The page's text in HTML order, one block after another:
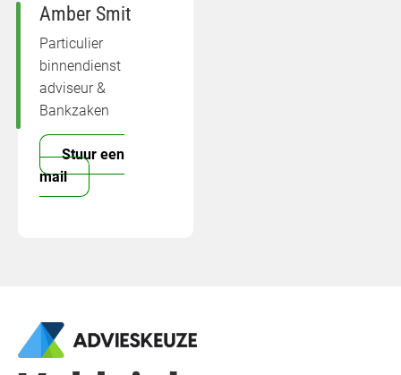
Amber Smit
Particulier
binnendienst
adviseur &
Bankzaken
Stuur een
mail